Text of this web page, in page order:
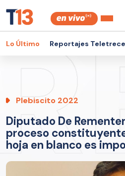
Lo Último Reportajes Teletrece
Plebiscito 2022
Diputado De
proceso
hoja en blanco es